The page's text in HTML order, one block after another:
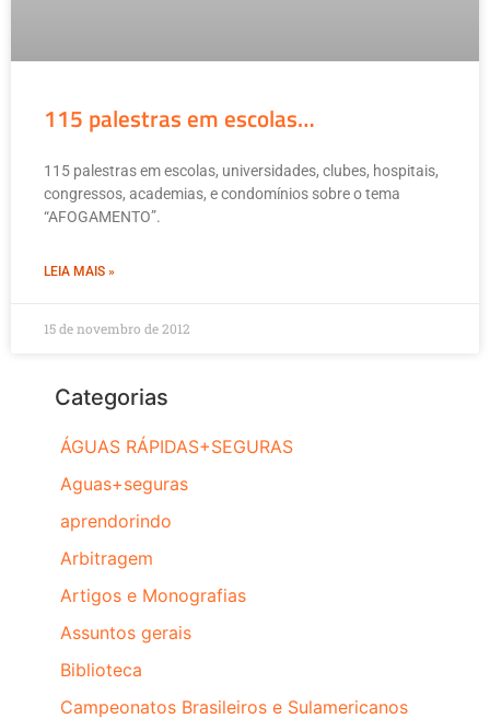
115 palestras em escolas…
115 palestras em escolas, universidades, clubes, hospitais,
congressos, academias, e condomínios sobre o tema
“AFOGAMENTO”.
LEIA MAIS »
15 de novembro de 2012
Categorias
ÁGUAS RÁPIDAS+SEGURAS
Aguas+seguras
aprendorindo
Arbitragem
Artigos e Monografias
Assuntos gerais
Biblioteca
Campeonatos Brasileiros e Sulamericanos